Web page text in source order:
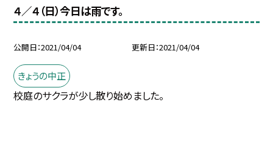
４／４（日）今日は雨です。
公開日 2021/04/04 更新日 2021/04/04
きょうの中正
校庭のサクラが少し散り始めました。